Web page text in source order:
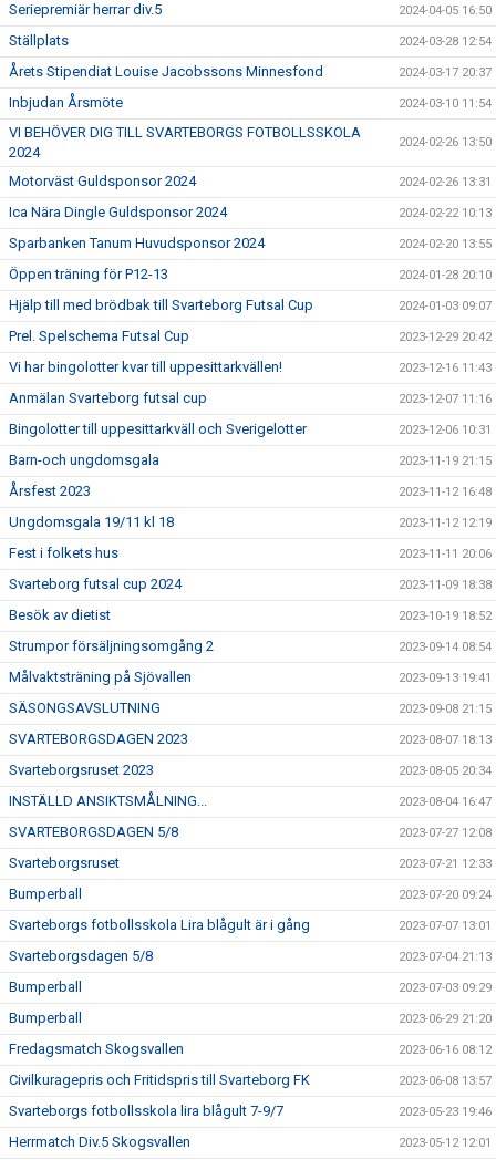
Seriepremiär herrar div.5 2024-04-05 16:50
Ställplats 2024-03-28 12:54
Årets Stipendiat Louise Jacobssons Minnesfond 2024-03-17 20:37
Inbjudan Årsmöte 2024-03-10 11:54
VI BEHÖVER DIG TILL SVARTEBORGS FOTBOLLSSKOLA
2024
2024-02-26 13:50
Motorväst Guldsponsor 2024 2024-02-26 13:31
Ica Nära Dingle Guldsponsor 2024 2024-02-22 10:13
Sparbanken Tanum Huvudsponsor 2024 2024-02-20 13:55
Öppen träning för P12-13 2024-01-28 20:10
Hjälp till med brödbak till Svarteborg Futsal Cup 2024-01-03 09:07
Prel. Spelschema Futsal Cup 2023-12-29 20:42
Vi har bingolotter kvar till uppesittarkvällen! 2023-12-16 11:43
Anmälan Svarteborg futsal cup 2023-12-07 11:16
Bingolotter till uppesittarkväll och Sverigelotter 2023-12-06 10:31
Barn-och ungdomsgala 2023-11-19 21:15
Årsfest 2023 2023-11-12 16:48
Ungdomsgala 19/11 kl 18 2023-11-12 12:19
Fest i folkets hus 2023-11-11 20:06
Svarteborg futsal cup 2024 2023-11-09 18:38
Besök av dietist 2023-10-19 18:52
Strumpor försäljningsomgång 2 2023-09-14 08:54
Målvaktsträning på Sjövallen 2023-09-13 19:41
SÄSONGSAVSLUTNING 2023-09-08 21:15
SVARTEBORGSDAGEN 2023 2023-08-07 18:13
Svarteborgsruset 2023 2023-08-05 20:34
INSTÄLLD ANSIKTSMÅLNING... 2023-08-04 16:47
SVARTEBORGSDAGEN 5/8 2023-07-27 12:08
Svarteborgsruset 2023-07-21 12:33
Bumperball 2023-07-20 09:24
Svarteborgs fotbollsskola Lira blågult är i gång 2023-07-07 13:01
Svarteborgsdagen 5/8 2023-07-04 21:13
Bumperball 2023-07-03 09:29
Bumperball 2023-06-29 21:20
Fredagsmatch Skogsvallen 2023-06-16 08:12
Civilkuragepris och Fritidspris till Svarteborg FK 2023-06-08 13:57
Svarteborgs fotbollsskola lira blågult 7-9/7 2023-05-23 19:46
Herrmatch Div.5 Skogsvallen 2023-05-12 12:01